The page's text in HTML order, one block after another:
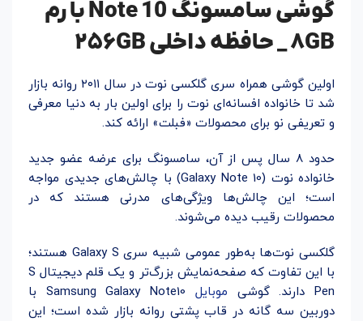
گوشی سامسونگ Note 10 با رم
۸GB _ حافظه داخلی ۲۵۶GB
اولین گوشی همراه سری گلکسی نوت در سال ۲۰۱۱ روانه بازار
شد تا خانواده افسانه‌ای نوت را برای اولین بار به دنیا معرفی
و تعریفی نو برای محصولات «فبلت‌» ارائه کند.
حدود ۸ سال پس از آن، سامسونگ برای عرضه عضو جدید
خانواده نوت (Galaxy Note 10) با چالش‌های جدیدی مواجه
است؛ این چالش‌ها ویژگی‌های مدرنی هستند که در
محصولات رقیب دیده می‌شوند.
گلکسی نوت‌ها به‌طور عمومی شبیه سری Galaxy S هستند؛
با این تفاوت که صفحه‌نمایش بزرگ‌تر و یک قلم دیجیتال S
Pen دارند. گوشی
موبایل
Samsung Galaxy Note10 با
دوربین سه گانه در قاب پشتی روانه بازار شده است؛ این